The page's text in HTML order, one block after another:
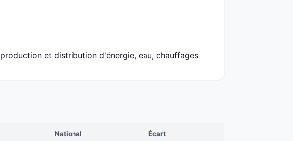
et distribution d'énergie, eau, chauffages
National Écart